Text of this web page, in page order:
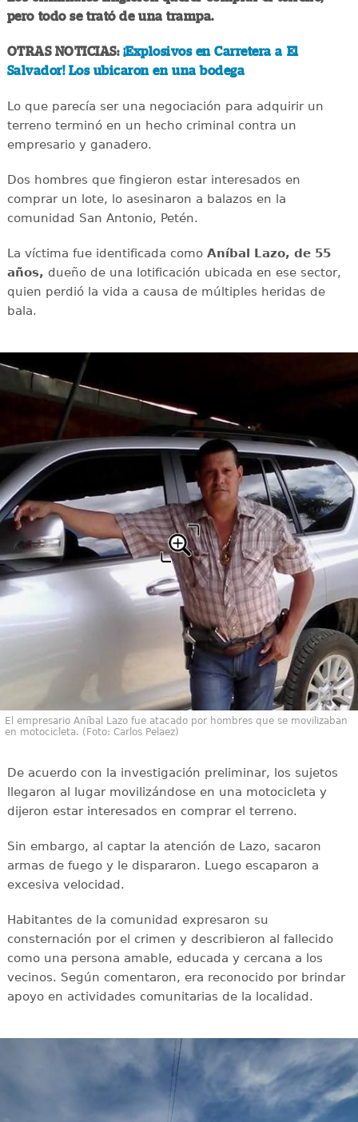
pero todo se trató de una trampa.
OTRAS NOTICIAS: ¡Explosivos en Carretera a El
Salvador! Los ubicaron en una bodega
Lo que parecía ser una negociación para adquirir un
terreno terminó en un hecho criminal contra un
empresario y ganadero.
Dos hombres que fingieron estar interesados en
comprar un lote, lo asesinaron a balazos en la
comunidad San Antonio, Petén.
La víctima fue identificada como Aníbal Lazo, de 55
años, dueño de una lotificación ubicada en ese sector,
quien perdió la vida a causa de múltiples heridas de
bala.
El empresario Aníbal Lazo fue atacado por hombres que se movilizaban
en motocicleta. (Foto: Carlos Pelaez)
De acuerdo con la investigación preliminar, los sujetos
llegaron al lugar movilizándose en una motocicleta y
dijeron estar interesados en comprar el terreno.
Sin embargo, al captar la atención de Lazo, sacaron
armas de fuego y le dispararon. Luego escaparon a
excesiva velocidad.
Habitantes de la comunidad expresaron su
consternación por el crimen y describieron al fallecido
como una persona amable, educada y cercana a los
vecinos. Según comentaron, era reconocido por brindar
apoyo en actividades comunitarias de la localidad.